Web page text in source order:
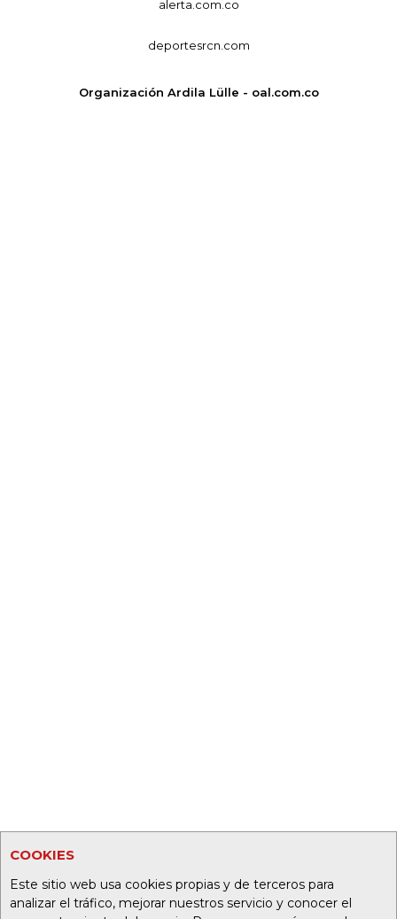
COOKIES
Este sitio web usa cookies propias y de terceros para
analizar el tráfico, mejorar nuestros servicio y conocer el
alerta.com.co
deportesrcn.com
Organización Ardila Lülle - oal.com.co